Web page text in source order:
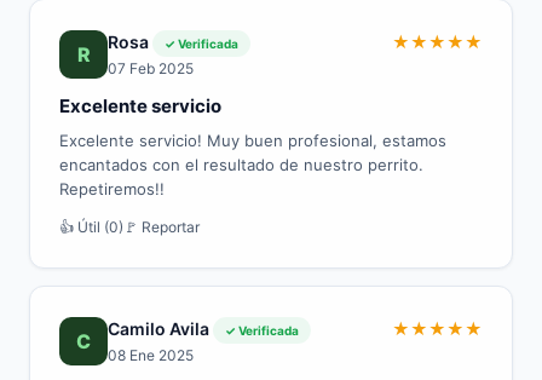
R Rosa ✓ Verificada
07 Feb 2025
★★★★★
Excelente servicio
Excelente servicio! Muy buen profesional, estamos
encantados con el resultado de nuestro perrito.
Repetiremos!!
👍 Útil (0) 🚩 Reportar
C Camilo Avila ✓ Verificada
08 Ene 2025
★★★★★